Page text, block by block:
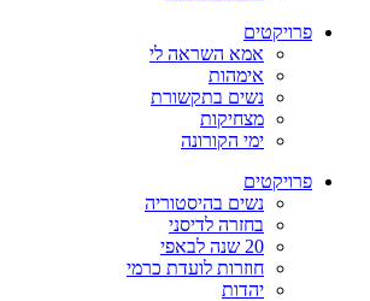
פרויקטים
אמא השראה לי
אימהות
נשים בתקשורת
מצחיקות
ימי הקורונה
פרויקטים
נשים בהיסטוריה
בחזרה לדיסני
20 שנה לבאפי
חוזרות לועדת כרמי
יהדות